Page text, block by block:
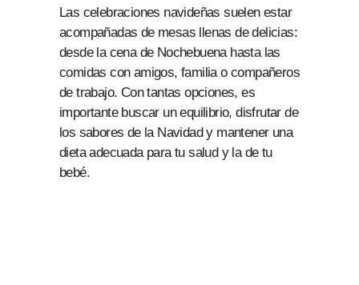
Las celebraciones navideñas suelen estar
acompañadas de mesas llenas de delicias:
desde la cena de Nochebuena hasta las
comidas con amigos, familia o compañeros
de trabajo. Con tantas opciones, es
importante buscar un equilibrio, disfrutar de
los sabores de la Navidad y mantener una
dieta adecuada para tu salud y la de tu
bebé.